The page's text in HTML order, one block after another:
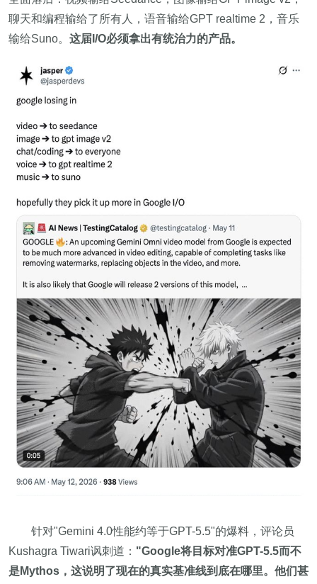
聊天和编程输给了所有人，语音输给GPT realtime 2，音乐
输给Suno。 这届I/O必须拿出有统治力的产品。
针对"Gemini 4.0性能约等于GPT-5.5"的爆料，评论员
Kushagra Tiwari讽刺道： "Google将目标对准GPT-5.5而不
是Mythos，这说明了现在的真实基准线到底在哪里。他们甚